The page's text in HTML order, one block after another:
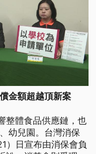
金額超越頂新案
整體食品供應鏈，也
幼兒園。台灣消保
）日宣布由消保會負